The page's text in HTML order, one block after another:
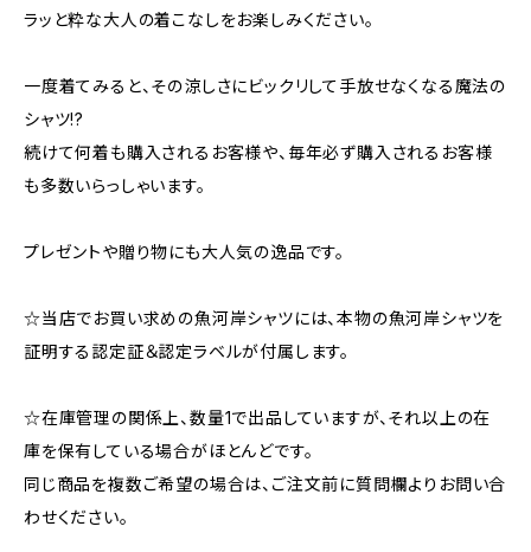
ラッと粋な大人の着こなしをお楽しみください。
一度着てみると、その涼しさにビックリして手放せなくなる魔法の
シャツ!?
続けて何着も購入されるお客様や、毎年必ず購入されるお客様
も多数いらっしゃいます。
プレゼントや贈り物にも大人気の逸品です。
☆当店でお買い求めの魚河岸シャツには、本物の魚河岸シャツを
証明する認定証＆認定ラベルが付属します。
☆在庫管理の関係上、数量1で出品していますが、それ以上の在
庫を保有している場合がほとんどです。
同じ商品を複数ご希望の場合は、ご注文前に質問欄よりお問い合
わせください。